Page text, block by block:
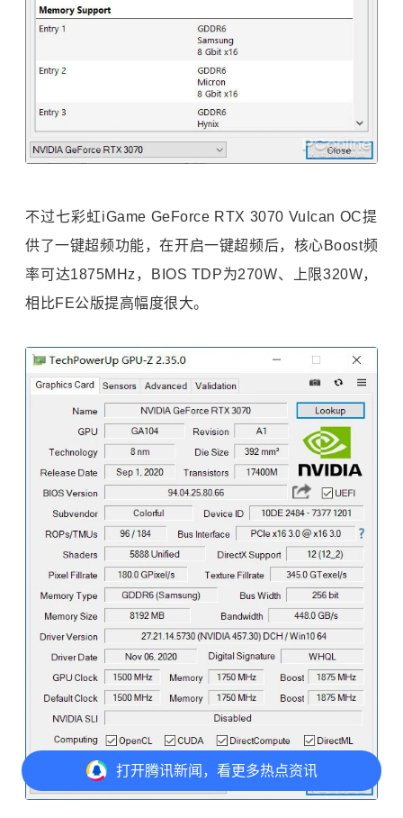
不过七彩虹iGame GeForce RTX 3070 Vulcan OC提
供了一键超频功能，在开启一键超频后，核心Boost频
率可达1875MHz，BIOS TDP为270W、上限320W，
相比FE公版提高幅度很大。
打开腾讯新闻，看更多热点资讯